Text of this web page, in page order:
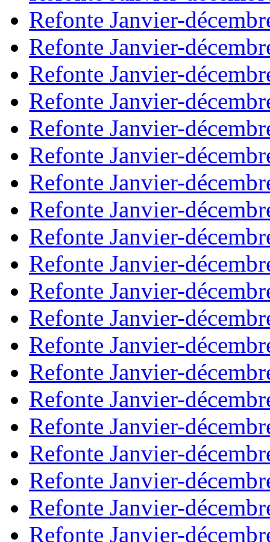
Refonte Janvier-
Refonte Janvier-
Refonte Janvier-
Refonte Janvier-
Refonte Janvier-
Refonte Janvier-
Refonte Janvier-
Refonte Janvier-
Refonte Janvier-
Refonte Janvier-
Refonte Janvier-
Refonte Janvier-
Refonte Janvier-
Refonte Janvier-
Refonte Janvier-
Refonte Janvier-
Refonte Janvier-
Refonte Janvier-
Refonte Janvier-
Refonte Janvier-